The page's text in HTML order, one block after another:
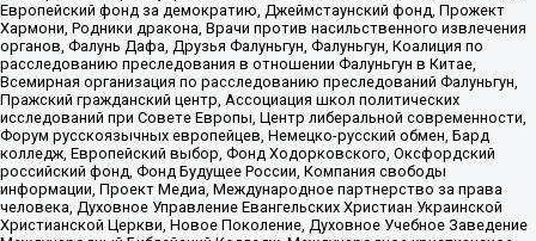
Европейский фонд за демократию, Джеймстаунский фонд, Прожект
Хармони, Родники дракона, Врачи против насильственного извлечения
органов, Фалунь Дафа, Друзья Фалуньгун, Фалуньгун, Коалиция по
расследованию преследования в отношении Фалуньгун в Китае,
Всемирная организация по расследованию преследований Фалуньгун,
Пражский гражданский центр, Ассоциация школ политических
исследований при Совете Европы, Центр либеральной современности,
Форум русскоязычных европейцев, Немецко-русский обмен, Бард
колледж, Европейский выбор, Фонд Ходорковского, Оксфордский
российский фонд, Фонд Будущее России, Компания свободы
информации, Проект Медиа, Международное партнерство за права
человека, Духовное Управление Евангельских Христиан Украинской
Христианской Церкви, Новое Поколение, Духовное Учебное Заведение